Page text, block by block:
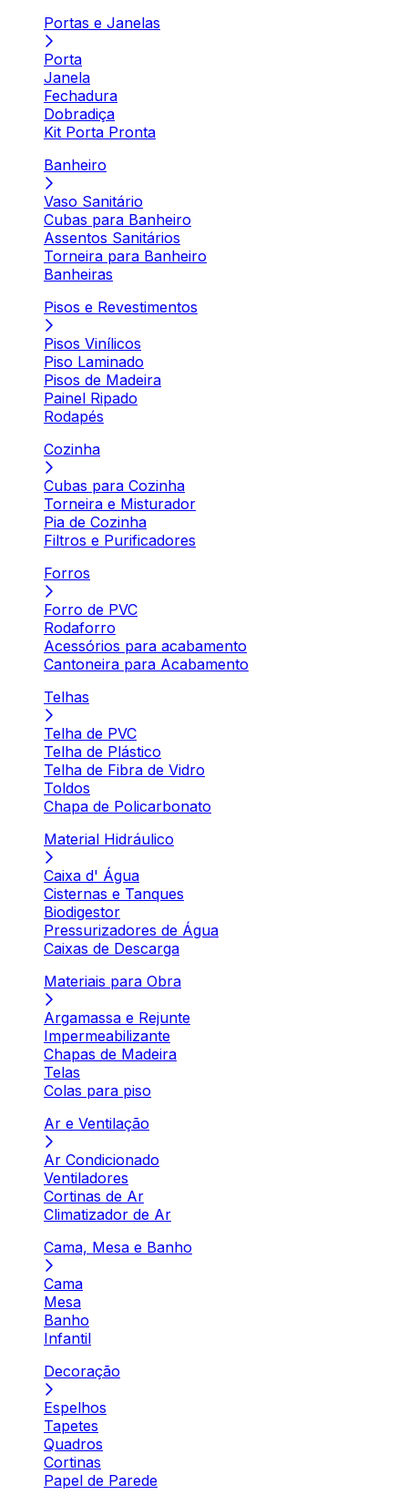
Portas e Janelas
Porta
Janela
Fechadura
Dobradiça
Kit Porta Pronta
Banheiro
Vaso Sanitário
Cubas para Banheiro
Assentos Sanitários
Torneira para Banheiro
Banheiras
Pisos e Revestimentos
Pisos Vinílicos
Piso Laminado
Pisos de Madeira
Painel Ripado
Rodapés
Cozinha
Cubas para Cozinha
Torneira e Misturador
Pia de Cozinha
Filtros e Purificadores
Forros
Forro de PVC
Rodaforro
Acessórios para acabamento
Cantoneira para Acabamento
Telhas
Telha de PVC
Telha de Plástico
Telha de Fibra de Vidro
Toldos
Chapa de Policarbonato
Material Hidráulico
Caixa d' Água
Cisternas e Tanques
Biodigestor
Pressurizadores de Água
Caixas de Descarga
Materiais para Obra
Argamassa e Rejunte
Impermeabilizante
Chapas de Madeira
Telas
Colas para piso
Ar e Ventilação
Ar Condicionado
Ventiladores
Cortinas de Ar
Climatizador de Ar
Cama, Mesa e Banho
Cama
Mesa
Banho
Infantil
Decoração
Espelhos
Tapetes
Quadros
Cortinas
Papel de Parede